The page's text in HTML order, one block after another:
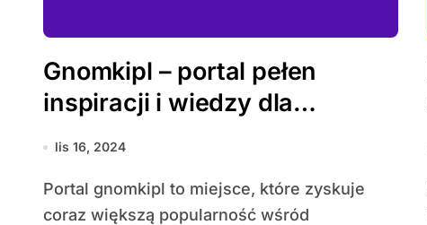
Gnomkipl – portal pełen
inspiracji i wiedzy dla
każdego użytkownika
lis 16, 2024
Portal gnomkipl to miejsce, które zyskuje
coraz większą popularność wśród